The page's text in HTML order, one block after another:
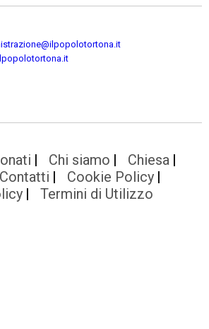
Chi siamo
Chiesa
Contatti
Cookie Policy
Termini di Utilizzo